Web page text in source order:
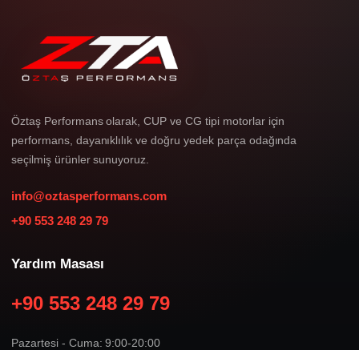
Öztaş Performans olarak, CUP ve CG tipi motorlar için
performans, dayanıklılık ve doğru yedek parça odağında
seçilmiş ürünler sunuyoruz.
info@oztasperformans.com
+90 553 248 29 79
Yardım Masası
+90 553 248 29 79
Pazartesi - Cuma: 9:00-20:00